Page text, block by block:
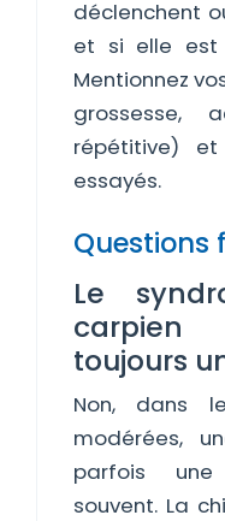
déclenchent
et si elle est
Mentionnez
grossesse,
répétitive)
essayés.
Questions
Le
carpien
toujours
Non, dans
modérées,
parfois
souvent. La